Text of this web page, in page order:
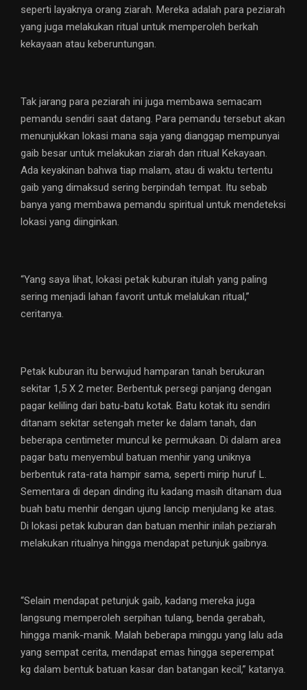
seperti layaknya orang ziarah. Mereka adalah para peziarah
yang juga melakukan ritual untuk memperoleh berkah
kekayaan atau keberuntungan.
Tak jarang para peziarah ini juga membawa semacam
pemandu sendiri saat datang. Para pemandu tersebut akan
menunjukkan lokasi mana saja yang dianggap mempunyai
gaib besar untuk melakukan ziarah dan ritual Kekayaan.
Ada keyakinan bahwa tiap malam, atau di waktu tertentu
gaib yang dimaksud sering berpindah tempat. Itu sebab
banya yang membawa pemandu spiritual untuk mendeteksi
lokasi yang diinginkan.
“Yang saya lihat, lokasi petak kuburan itulah yang paling
sering menjadi lahan favorit untuk melalukan ritual,”
ceritanya.
Petak kuburan itu berwujud hamparan tanah berukuran
sekitar 1,5 X 2 meter. Berbentuk persegi panjang dengan
pagar keliling dari batu-batu kotak. Batu kotak itu sendiri
ditanam sekitar setengah meter ke dalam tanah, dan
beberapa centimeter muncul ke permukaan. Di dalam area
pagar batu menyembul batuan menhir yang uniknya
berbentuk rata-rata hampir sama, seperti mirip huruf L.
Sementara di depan dinding itu kadang masih ditanam dua
buah batu menhir dengan ujung lancip menjulang ke atas.
Di lokasi petak kuburan dan batuan menhir inilah peziarah
melakukan ritualnya hingga mendapat petunjuk gaibnya.
“Selain mendapat petunjuk gaib, kadang mereka juga
langsung memperoleh serpihan tulang, benda gerabah,
hingga manik-manik. Malah beberapa minggu yang lalu ada
yang sempat cerita, mendapat emas hingga seperempat
kg dalam bentuk batuan kasar dan batangan kecil,” katanya.